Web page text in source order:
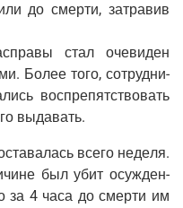
до смер­ти, затра­вив
стал оче­ви­ден
Более того, сотруд­ни­
вос­пре­пят­ство­вать
выдавать.
все­го неде­ля.
был убит осуж­ден­
за 4 часа до смер­ти им